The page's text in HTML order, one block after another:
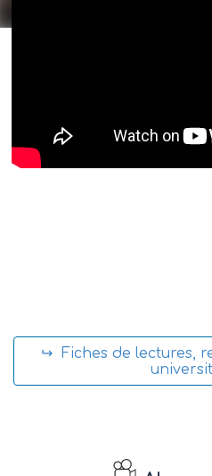
↪ Fiches de lectures,